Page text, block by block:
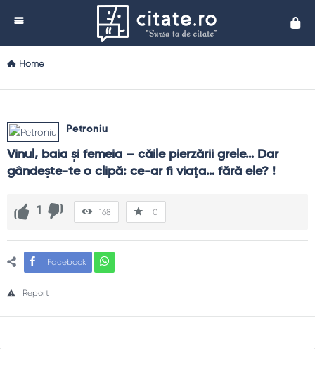
Home
Petroniu
Vinul, baia şi femeia – căile pierzării grele… Dar
gândeşte-te o clipă: ce-ar fi viaţa… fără ele? !
1 168 0
Facebook
Report